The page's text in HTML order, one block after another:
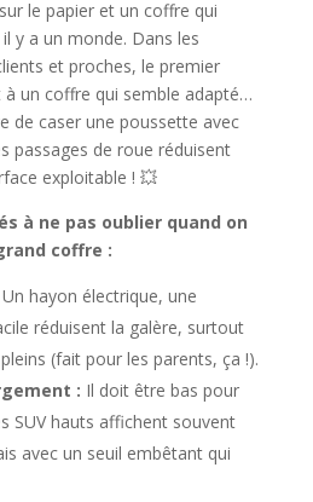
le papier et un coffre qui
y a un monde. Dans les
et proches, le premier
un coffre qui semble adapté…
de caser une poussette avec
passages de roue réduisent
exploitable ! 💥
à ne pas oublier quand on
coffre :
Un hayon électrique, une
réduisent la galère, surtout
(fait pour les parents, ça !).
: Il doit être bas pour
SUV hauts affichent souvent
avec un seuil embêtant qui